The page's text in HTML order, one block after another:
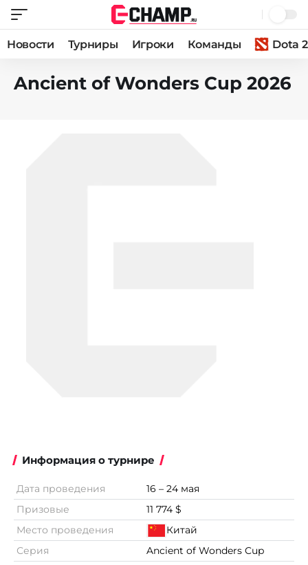
Новости Турниры Игроки Команды Dota 2
Ancient of Wonders Cup 2026
Информация о турнире
Дата проведения
16 – 24 мая
Призовые
11 774 $
Место проведения
Китай
Серия
Ancient of Wonders Cup